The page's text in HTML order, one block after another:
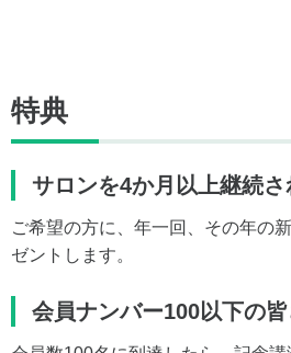
特典
サロンを4か月以上継続さ
ご希望の方に、年一回、その年の
ゼントします。
会員ナンバー100以下の皆